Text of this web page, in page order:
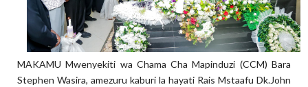
MAKAMU Mwenyekiti wa Chama Cha Mapinduzi (CCM) Bara
Stephen Wasira, amezuru kaburi la hayati Rais Mstaafu Dk.John